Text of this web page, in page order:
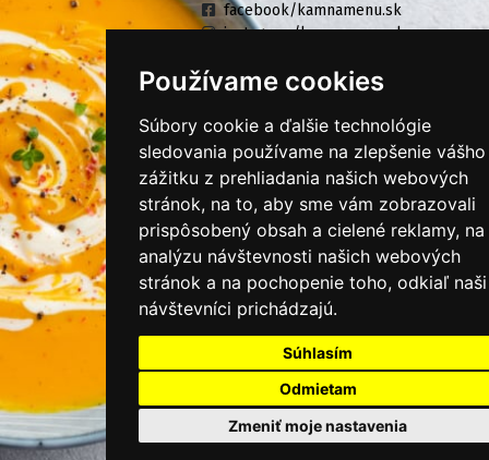
Používame cookies
Súbory cookie a ďalšie technológie
sledovania používame na zlepšenie vášho
zážitku z prehliadania našich webových
stránok, na to, aby sme vám zobrazovali
prispôsobený obsah a cielené reklamy, na
analýzu návštevnosti našich webových
stránok a na pochopenie toho, odkiaľ naši
návštevníci prichádzajú.
Súhlasím
Odmietam
Zmeniť moje nastavenia
facebook/kamnamenu.sk
instagram/kamnamenu.sk
KONTAKTUJTE NÁS
PRIHLÁSIŤ SA DO ZÁKAZNÍCKEJ ZÓNY
Všeobecné obchodné podmienky
Ochrana osobných údajov
Cookies
Moje KamNaMenu
Pridať reštauráciu
Cenník balíkov